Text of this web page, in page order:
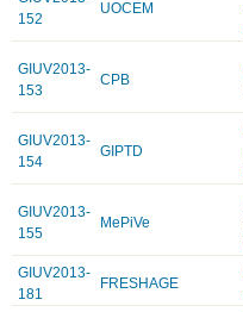
152
UOCEM
GIUV2013-
153
CPB
GIUV2013-
154
GIPTD
GIUV2013-
155
MePiVe
GIUV2013-
181
FRESHAGE